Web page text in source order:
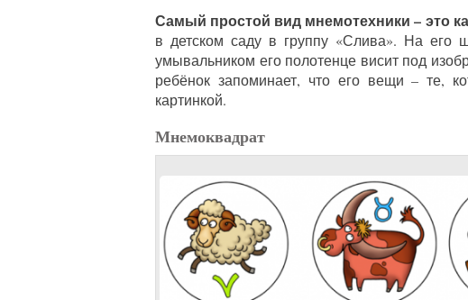
Самый простой вид мнемотехники – это
в детском саду в группу «Слива». На его
умывальником его полотенце висит под
ребёнок запоминает, что его вещи – те,
картинкой.
Мнемоквадрат